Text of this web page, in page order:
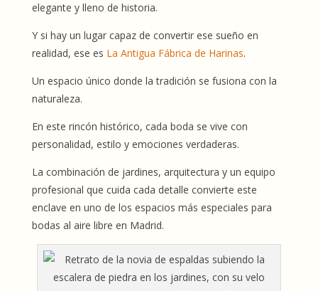
elegante y lleno de historia.
Y si hay un lugar capaz de convertir ese sueño en
realidad, ese es La Antigua Fábrica de Harinas.
Un espacio único donde la tradición se fusiona con la
naturaleza.
En este rincón histórico, cada boda se vive con
personalidad, estilo y emociones verdaderas.
La combinación de jardines, arquitectura y un equipo
profesional que cuida cada detalle convierte este
enclave en uno de los espacios más especiales para
bodas al aire libre en Madrid.